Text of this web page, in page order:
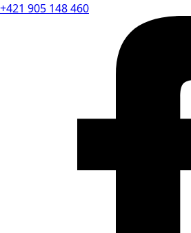
+421 905 148 460